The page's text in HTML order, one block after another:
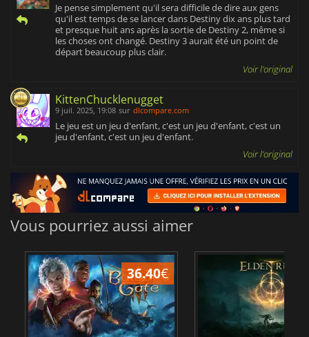
Je pense simplement qu'il sera difficile de dire aux gens
qu'il est temps de se lancer dans Destiny dix ans plus tard
et presque huit ans après la sortie de Destiny 2, même si
les choses ont changé. Destiny 3 aurait été un point de
départ beaucoup plus clair.
Voir l'original
KittenChucklenugget
9 juil. 2025, 19:08 sur dlcompare.com
Le jeu est un jeu d'enfant, c'est un jeu d'enfant, c'est un
jeu d'enfant, c'est un jeu d'enfant.
Voir l'original
Vous pourriez aussi aimer
36.40€